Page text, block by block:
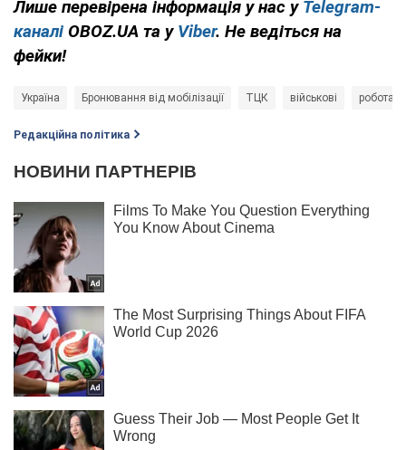
Лише перевірена інформація у нас у Telegram-
каналі OBOZ.UA та у Viber. Не ведіться на
фейки!
Україна Бронювання від мобілізації ТЦК військові робота
Редакційна політика